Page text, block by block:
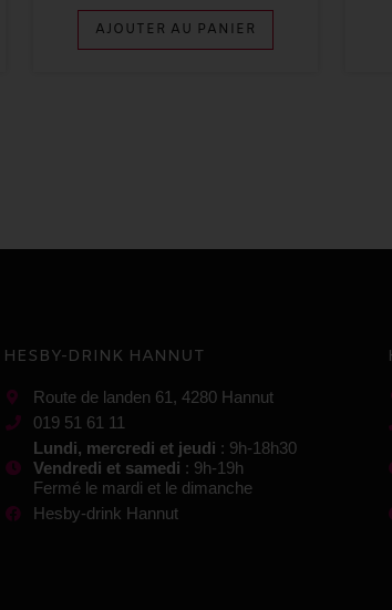
AJOUTER AU PANIER
HESBY-DRINK HANNUT
Route de landen 61, 4280 Hannut
019 51 61 11
Lundi, mercredi et jeudi : 9h-18h30
Vendredi et samedi : 9h-19h
Fermé le mardi et le dimanche
Hesby-drink Hannut